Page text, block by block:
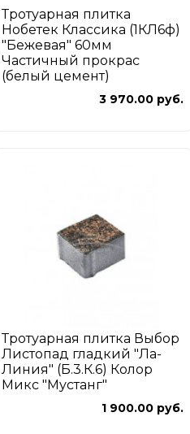
Тротуарная плитка
Нобетек Классика (1КЛ6ф)
"Бежевая" 60мм
Частичный прокрас
(белый цемент)
3 970.00 руб.
Тротуарная плитка Выбор
Листопад гладкий "Ла-
Линия" (Б.3.К.6) Колор
Микс "Мустанг"
1 900.00 руб.